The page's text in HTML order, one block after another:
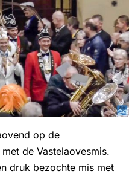
op de
de Vastelaovesmis.
druk bezochte mis met